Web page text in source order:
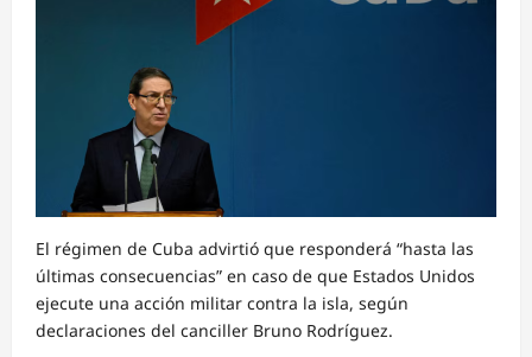
El régimen de Cuba advirtió que responderá “hasta las
últimas consecuencias” en caso de que Estados Unidos
ejecute una acción militar contra la isla, según
declaraciones del canciller Bruno Rodríguez.